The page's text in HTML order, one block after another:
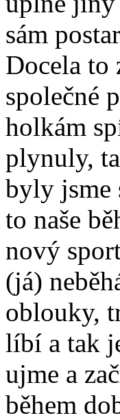
sám
Docela to
společné
holkám
plynuly,
byly jsme
to naše
nový
(já)
oblouky,
líbí a tak
ujme a
během